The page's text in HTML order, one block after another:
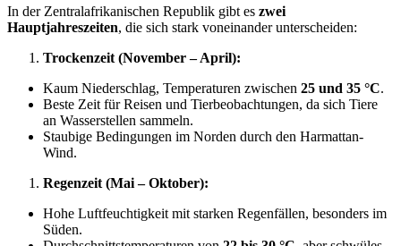
In der Zentralafrikanischen Republik gibt es zwei
Hauptjahreszeiten, die sich stark voneinander unterscheiden:
Trockenzeit (November – April):
Kaum Niederschlag, Temperaturen zwischen 25 und 35 °C.
Beste Zeit für Reisen und Tierbeobachtungen, da sich Tiere
an Wasserstellen sammeln.
Staubige Bedingungen im Norden durch den Harmattan-
Wind.
Regenzeit (Mai – Oktober):
Hohe Luftfeuchtigkeit mit starken Regenfällen, besonders im
Süden.